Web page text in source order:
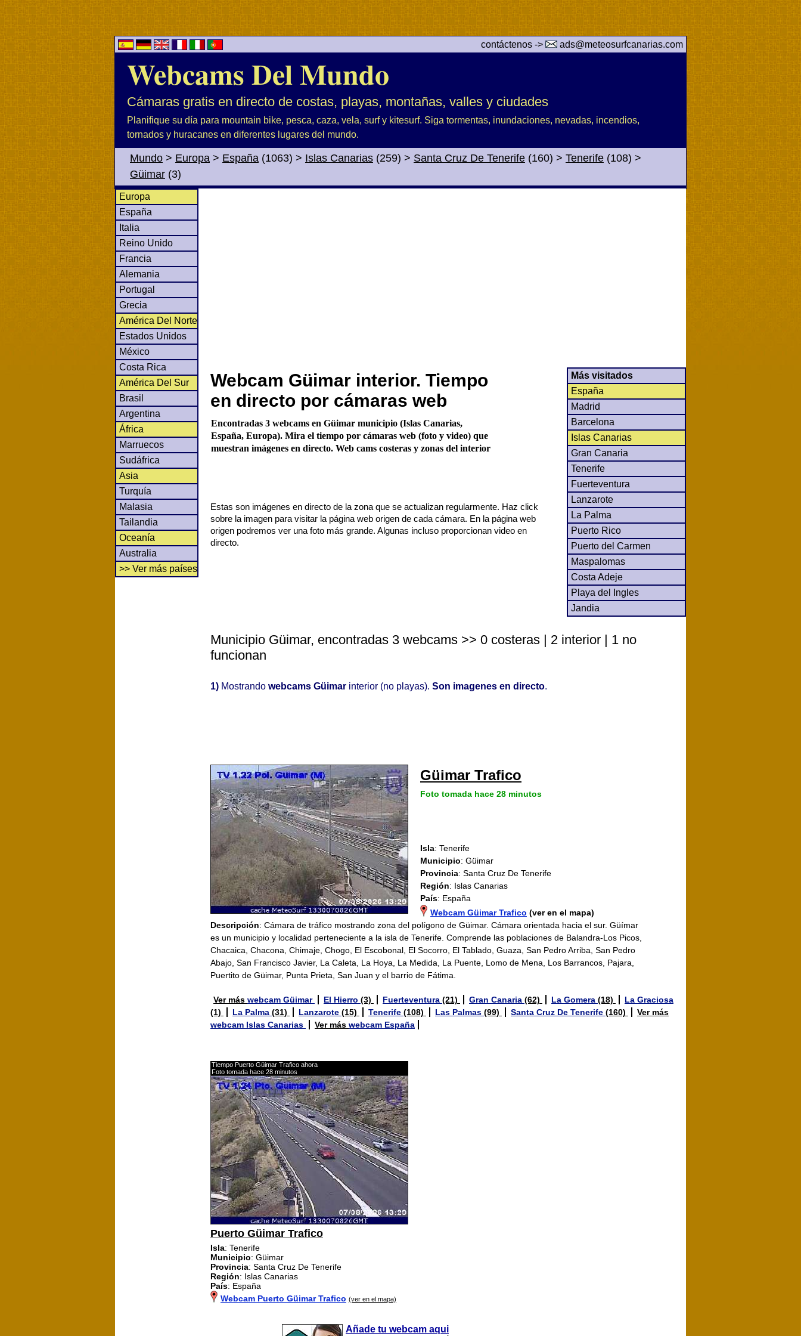
contáctenos -> ads@meteosurfcanarias.com
Webcams Del Mundo
Cámaras gratis en directo de costas, playas, montañas, valles y ciudades
Planifique su día para mountain bike, pesca, caza, vela, surf y kitesurf. Siga tormentas, inundaciones, nevadas, incendios,
tornados y huracanes en diferentes lugares del mundo.
Mundo > Europa > España (1063) > Islas Canarias (259) > Santa Cruz De Tenerife (160) > Tenerife (108) >
Güimar (3)
Europa
España
Italia
Reino Unido
Francia
Alemania
Portugal
Grecia
América Del Norte
Estados Unidos
México
Costa Rica
América Del Sur
Brasil
Argentina
África
Marruecos
Sudáfrica
Asia
Turquía
Malasia
Tailandia
Oceanía
Australia
>> Ver más países
Webcam Güimar interior. Tiempo
en directo por cámaras web
Encontradas 3 webcams en Güimar municipio (Islas Canarias,
España, Europa). Mira el tiempo por cámaras web (foto y video) que
muestran imágenes en directo. Web cams costeras y zonas del interior
Estas son imágenes en directo de la zona que se actualizan regularmente. Haz click
sobre la imagen para visitar la página web origen de cada cámara. En la página web
origen podremos ver una foto más grande. Algunas incluso proporcionan video en
directo.
Más visitados
España
Madrid
Barcelona
Islas Canarias
Gran Canaria
Tenerife
Fuerteventura
Lanzarote
La Palma
Puerto Rico
Puerto del Carmen
Maspalomas
Costa Adeje
Playa del Ingles
Jandia
Municipio Güimar, encontradas 3 webcams >> 0 costeras | 2 interior | 1 no
funcionan
1) Mostrando webcams Güimar interior (no playas). Son imagenes en directo.
Güimar Trafico
Foto tomada hace 28 minutos
Isla: Tenerife
Municipio: Güimar
Provincia: Santa Cruz De Tenerife
Región: Islas Canarias
País: España
Webcam Güimar Trafico (ver en el mapa)
Descripción: Cámara de tráfico mostrando zona del polígono de Güimar. Cámara orientada hacia el sur. Güímar
es un municipio y localidad perteneciente a la isla de Tenerife. Comprende las poblaciones de Balandra-Los Picos,
Chacaica, Chacona, Chimaje, Chogo, El Escobonal, El Socorro, El Tablado, Guaza, San Pedro Arriba, San Pedro
Abajo, San Francisco Javier, La Caleta, La Hoya, La Medida, La Puente, Lomo de Mena, Los Barrancos, Pajara,
Puertito de Güimar, Punta Prieta, San Juan y el barrio de Fátima.
Ver más webcam Güimar El Hierro (3) Fuerteventura (21) Gran Canaria (62) La Gomera (18)
La Graciosa
(1)
La Palma (31) Lanzarote (15) Tenerife (108) Las Palmas (99) Santa Cruz De Tenerife (160)
Ver más
webcam Islas Canarias
Ver más webcam España
Tiempo Puerto Güimar Trafico ahora
Foto tomada hace 28 minutos
Puerto Güimar Trafico
Isla: Tenerife
Municipio: Güimar
Provincia: Santa Cruz De Tenerife
Región: Islas Canarias
País: España
Webcam Puerto Güimar Trafico (ver en el mapa)
Añade tu webcam aqui